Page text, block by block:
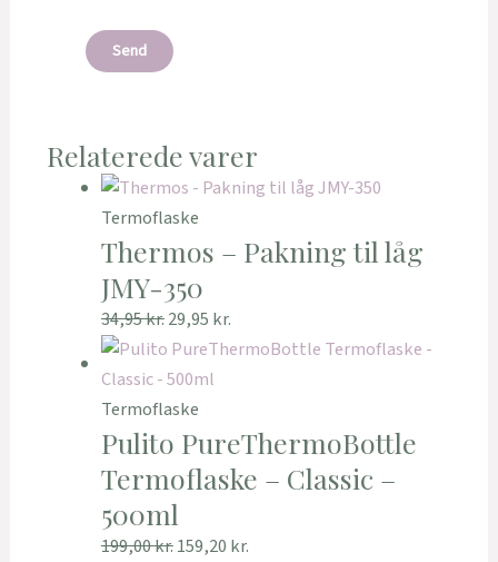
Relaterede varer
Termoflaske
Thermos – Pakning til låg
JMY-350
34,95kr.29,95 kr.
Termoflaske
Pulito PureThermoBottle
Termoflaske – Classic –
500ml
199,00kr.159,20 kr.